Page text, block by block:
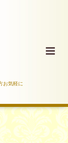
お気軽に